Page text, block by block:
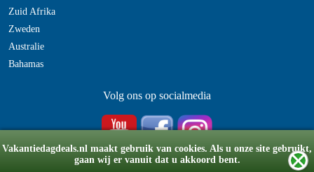
Vakantiedagdeals.nl maakt gebruik van cookies. Als u onze site gebruikt,
gaan wij er vanuit dat u akkoord bent.
Zuid Afrika
Zweden
Australie
Bahamas
Volg ons op socialmedia
© Copyright 2008-2026 vakantiedagdeals.nl